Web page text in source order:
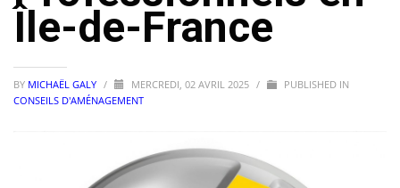
Île-de-France
BY MICHAËL GALY / MERCREDI, 02 AVRIL 2025 /
PUBLISHED IN
CONSEILS D'AMÉNAGEMENT